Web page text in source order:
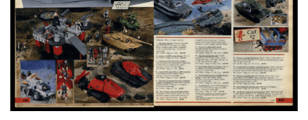
MENU